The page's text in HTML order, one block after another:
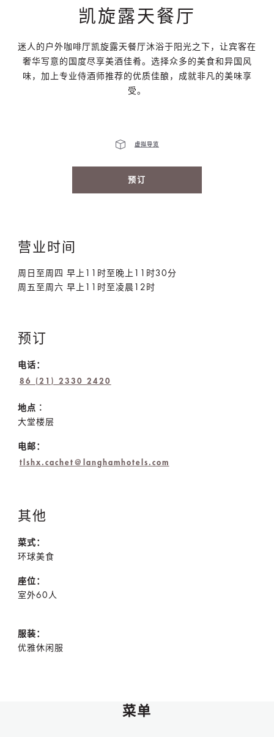
凯旋露天餐厅
迷人的户外咖啡厅凯旋露天餐厅沐浴于阳光之下，让宾客在
奢华写意的国度尽享美酒佳肴。选择众多的美食和异国风
味，加上专业侍酒师推荐的优质佳酿，成就非凡的美味享
受。
虚拟导览
预订
营业时间
周日至周四 早上11时至晚上11时30分
周五至周六 早上11时至凌晨12时
预订
电话：
86 (21) 2330 2420
地点︰
大堂楼层
电邮：
tlshx.cachet@langhamhotels.com
其他
菜式：
环球美食
座位：
室外60人
服装：
优雅休闲服
菜单